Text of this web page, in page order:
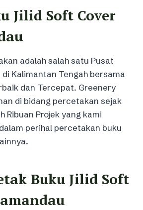
Jilid Soft Cover
adalah salah satu Pusat
Kalimantan Tengah bersama
dan Tercepat. Greenery
di bidang percetakan sejak
Ribuan Projek yang kami
perihal percetakan buku
Buku Jilid Soft